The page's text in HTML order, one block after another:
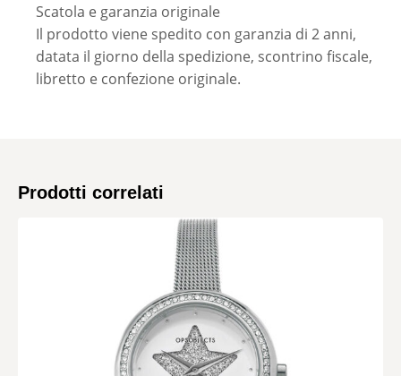
Scatola e garanzia originale
Il prodotto viene spedito con garanzia di 2 anni,
datata il giorno della spedizione, scontrino fiscale,
libretto e confezione originale.
Prodotti correlati